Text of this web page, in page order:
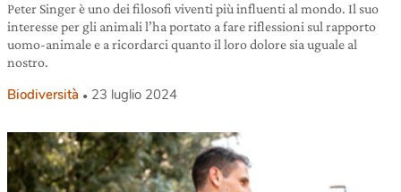
Peter Singer è uno dei filosofi viventi più influenti al mondo. Il suo
interesse per gli animali l’ha portato a fare riflessioni sul rapporto
uomo-animale e a ricordarci quanto il loro dolore sia uguale al
nostro.
Biodiversità 23 luglio 2024